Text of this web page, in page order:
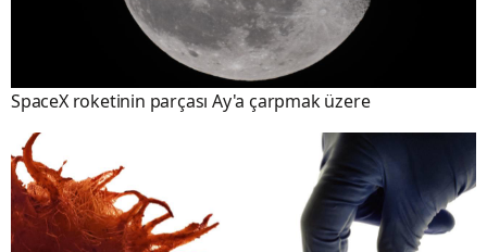
SpaceX roketinin parçası Ay'a çarpmak üzere